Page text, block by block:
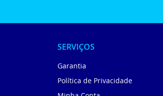
SERVIÇOS
Garantia
Política de Privacidade